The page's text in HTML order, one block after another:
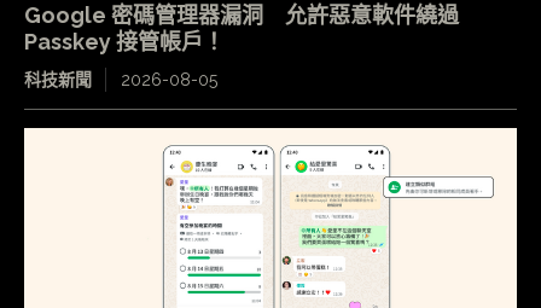
Google 密碼管理器漏洞 允許惡意軟件繞過
Passkey 接管帳戶！
科技新聞 2026-08-05